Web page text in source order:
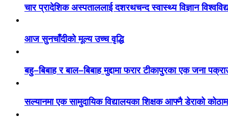
चार प्रादेशिक अस्पताललाई दशरथचन्द स्वास्थ्य विज्ञान
आज सुनचाँदीको मूल्य उच्च वृद्धि
बहु–बिबाह र बाल–बिबाह मुद्दामा फरार टीकापुरका एक जना
सल्यानमा एक सामुदायिक विद्यालयका शिक्षक आफ्नै डेराको